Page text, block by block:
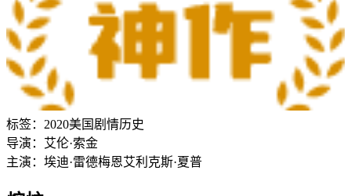
标签： 2020美国 剧情历史
导演： 艾伦·索金
主演： 埃迪·雷德梅恩艾利克斯·夏普